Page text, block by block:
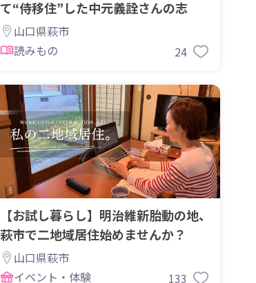
て“侍移住”した中元義詮さんの志
山口県萩市
読みもの
24
【お試し暮らし】明治維新胎動の地、
萩市で二地域居住始めませんか？
山口県萩市
イベント・体験
133